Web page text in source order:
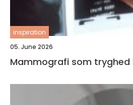
inspiration
05. June 2026
Mammografi som tryghed